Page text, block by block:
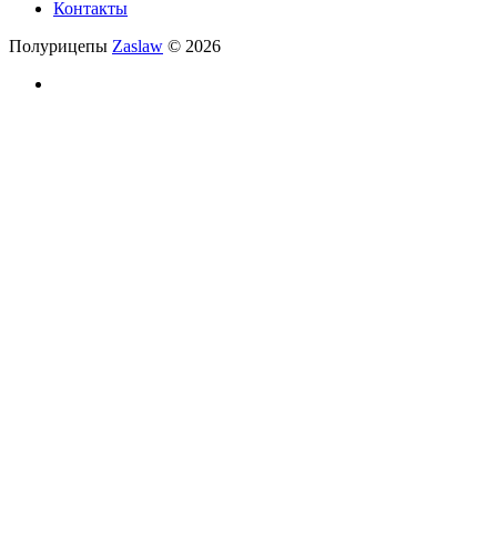
Контакты
Полурицепы Zaslaw © 2026